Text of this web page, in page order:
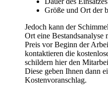
Größe und Ort der
Jedoch kann der
Ort eine Bestandsanalyse
Preis vor Beginn der
kontaktieren die
schildern hier den
Diese geben Ihnen dann
Kostenvoranschlag.